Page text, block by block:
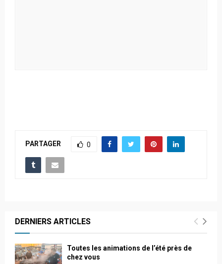
PARTAGER 0
DERNIERS ARTICLES
Toutes les animations de l’été près de
chez vous